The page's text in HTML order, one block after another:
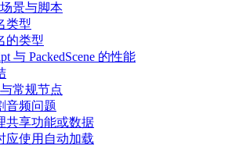
景与脚本
类型
的类型
与 PackedScene 的性能
常规节点
音频问题
共享功能或数据
应使用自动加载